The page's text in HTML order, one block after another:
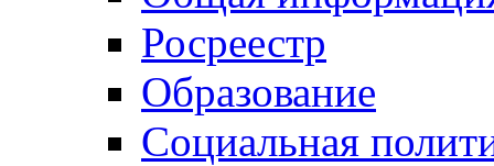
Росреестр
Образование
Социальная